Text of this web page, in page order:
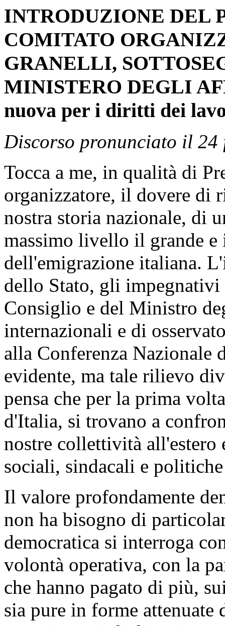
INTRODUZIONE DEL
COMITATO
GRANELLI,
MINISTERO DEGLI
nuova per i diritti dei
Discorso pronunciato il 24
Tocca a me, in qualità di
organizzatore, il dovere di
nostra storia nazionale, di
massimo livello il grande
dell'emigrazione italiana.
dello Stato, gli impegnativi
Consiglio e del Ministro
internazionali e di
alla Conferenza
evidente, ma tale rilievo
pensa che per la prima
d'Italia, si trovano a
nostre collettività
sociali, sindacali e politiche
Il valore profondamente
non ha bisogno di
democratica si interroga
volontà operativa, con la
che hanno pagato di più,
sia pure in forme attenuate